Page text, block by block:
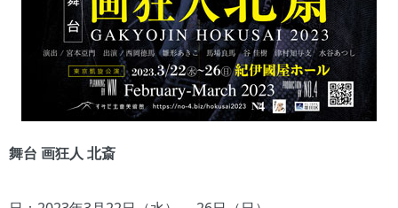
舞台 画狂人 北斎